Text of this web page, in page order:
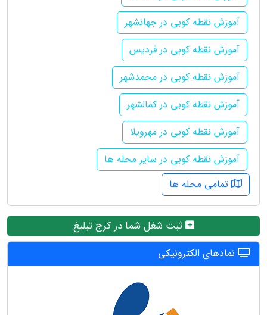
آموزش نقطه کوبی در جهانشهر
آموزش نقطه کوبی در فردیس
آموزش نقطه کوبی در محمدشهر
آموزش نقطه کوبی در کمالشهر
آموزش نقطه کوبی در مهرویلا
آموزش نقطه کوبی در سایر محله ها
تمامی محله ها
ثبت شغل شما در کرج تبلیغ
نمادهای الکترونیکی